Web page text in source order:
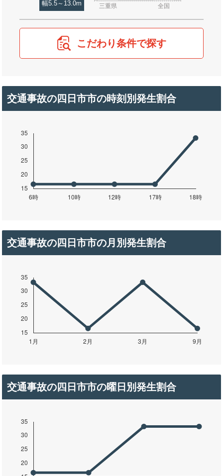
幅5.5～13.0m 三重県 全国
こだわり条件で探す
交通事故の四日市市の時刻別発生割合
交通事故の四日市市の月別発生割合
交通事故の四日市市の曜日別発生割合